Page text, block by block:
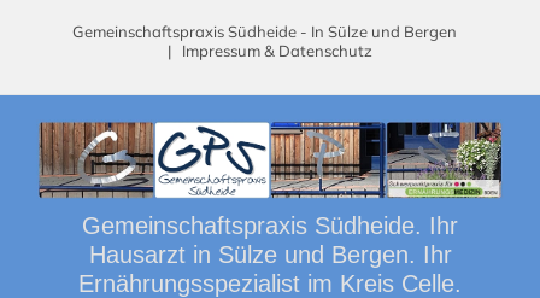
Gemeinschaftspraxis Südheide - In Sülze und Bergen
| Impressum & Datenschutz
Gemeinschaftspraxis Südheide. Ihr
Hausarzt in Sülze und Bergen. Ihr
Ernährungsspezialist im Kreis Celle.